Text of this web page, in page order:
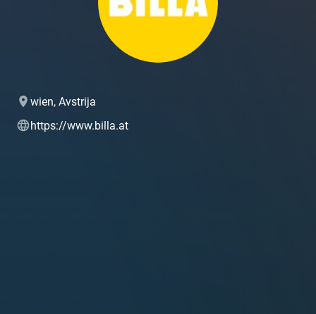
wien, Avstrija
https://www.billa.at